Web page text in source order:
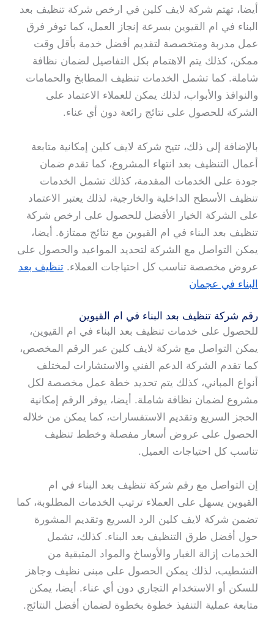
أيضا، تهتم شركة لايف كلين في ارخص شركة تنظيف بعد
البناء في ام القيوين بسرعة إنجاز العمل، كما توفر فرق
عمل مدربة ومتخصصة لتقديم أفضل خدمة بأقل وقت
ممكن، كذلك يتم الاهتمام بكل التفاصيل لضمان نظافة
شاملة. كما تشمل الخدمات تنظيف المطابخ والحمامات
والنوافذ والأبواب، لذلك يمكن للعملاء الاعتماد على
الشركة للحصول على نتائج رائعة دون أي عناء.
بالإضافة إلى ذلك، تتيح شركة لايف كلين إمكانية متابعة
أعمال التنظيف بعد انتهاء المشروع، كما تقدم ضمان
جودة على الخدمات المقدمة، كذلك تشمل الخدمات
تنظيف الأسطح الداخلية والخارجية، لذلك يعتبر الاعتماد
على الشركة الخيار الأفضل للحصول على ارخص شركة
تنظيف بعد البناء في ام القيوين مع نتائج ممتازة. أيضا،
يمكن التواصل مع الشركة لتحديد المواعيد والحصول على
عروض مخصصة تناسب كل احتياجات العملاء.تنظيف بعد
البناء في عجمان
رقم شركة تنظيف بعد البناء في ام القيوين
للحصول على خدمات تنظيف بعد البناء في ام القيوين،
يمكن التواصل مع شركة لايف كلين عبر الرقم المخصص،
كما تقدم الشركة الدعم الفني والاستشارات لمختلف
أنواع المباني، كذلك يتم تحديد خطة عمل مخصصة لكل
مشروع لضمان نظافة شاملة. أيضا، يوفر الرقم إمكانية
الحجز السريع وتقديم الاستفسارات، كما يمكن من خلاله
الحصول على عروض أسعار مفصلة وخطط تنظيف
تناسب كل احتياجات العميل.
إن التواصل مع رقم شركة تنظيف بعد البناء في ام
القيوين يسهل على العملاء ترتيب الخدمات المطلوبة، كما
تضمن شركة لايف كلين الرد السريع وتقديم المشورة
حول أفضل طرق التنظيف بعد البناء. كذلك، تشمل
الخدمات إزالة الغبار والأوساخ والمواد المتبقية من
التشطيب، لذلك يمكن الحصول على مبنى نظيف وجاهز
للسكن أو الاستخدام التجاري دون أي عناء. أيضا، يمكن
متابعة عملية التنفيذ خطوة بخطوة لضمان أفضل النتائج.